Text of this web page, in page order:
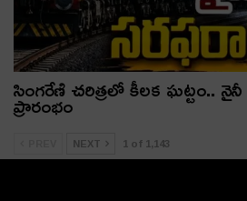
సింగరేణి చరిత్రలో కీలక ఘట్టం..
ప్రారంభం
NEXT 1 of 1,143